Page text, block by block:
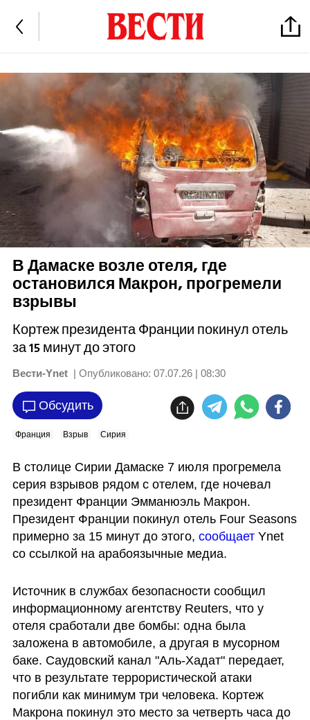
В Дамаске возле отеля, где
остановился Макрон, прогремели
взрывы
Кортеж президента Франции покинул отель
за 15 минут до этого
Вести-Ynet | Опубликовано: 07.07.26 | 08:30
Обсудить
Франция Взрыв Сирия
В столице Сирии Дамаске 7 июля прогремела
серия взрывов рядом с отелем, где ночевал
президент Франции Эмманюэль Макрон.
Президент Франции покинул отель Four Seasons
примерно за 15 минут до этого, сообщает Ynet
со ссылкой на арабоязычные медиа.
Источник в службах безопасности сообщил
информационному агентству Reuters, что у
отеля сработали две бомбы: одна была
заложена в автомобиле, а другая в мусорном
баке. Саудовский канал "Аль-Хадат" передает,
что в результате террористической атаки
погибли как минимум три человека. Кортеж
Макрона покинул это место за четверть часа до